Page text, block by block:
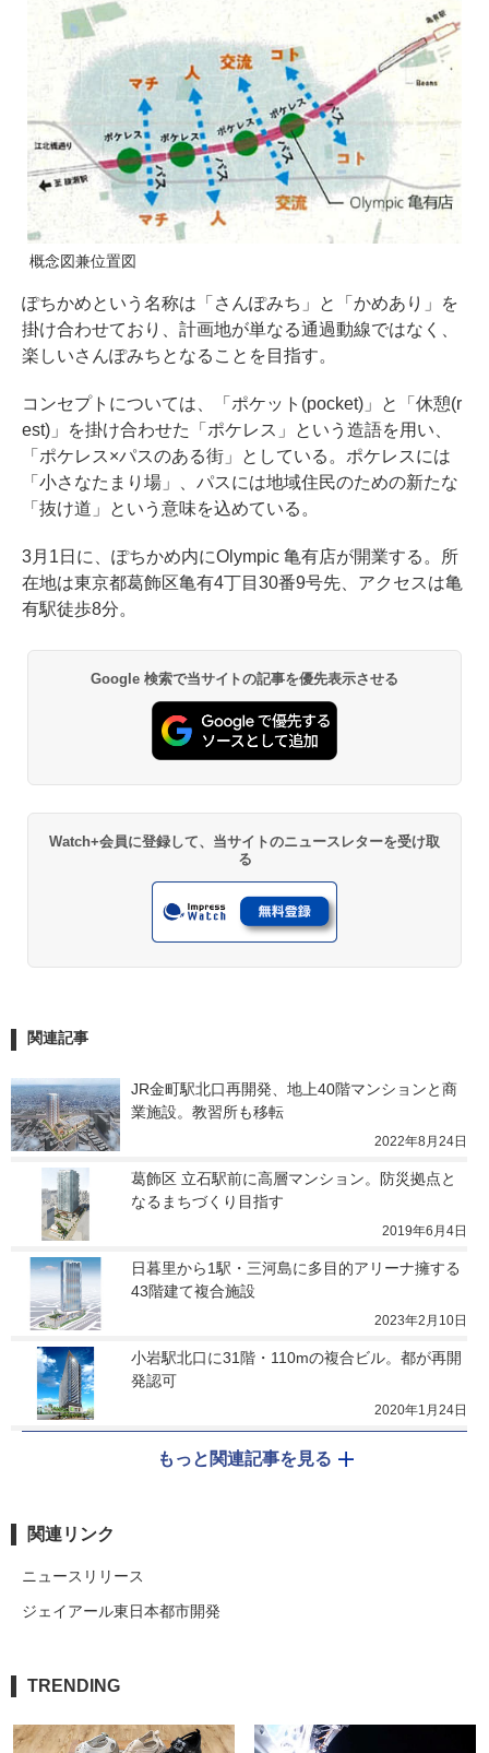
概念図兼位置図
ぽちかめという名称は「さんぽみち」と「かめあり」を
掛け合わせており、計画地が単なる通過動線ではなく、
楽しいさんぽみちとなることを目指す。
コンセプトについては、「ポケット(pocket)」と「休憩(r
est)」を掛け合わせた「ポケレス」という造語を用い、
「ポケレス×パスのある街」としている。ポケレスには
「小さなたまり場」、パスには地域住民のための新たな
「抜け道」という意味を込めている。
3月1日に、ぽちかめ内にOlympic 亀有店が開業する。所
在地は東京都葛飾区亀有4丁目30番9号先、アクセスは亀
有駅徒歩8分。
Google 検索で当サイトの記事を優先表示させる
Watch+会員に登録して、当サイトのニュースレターを受け取
る
関連記事
JR金町駅北口再開発、地上40階マンションと商
業施設。教習所も移転
2022年8月24日
葛飾区 立石駅前に高層マンション。防災拠点と
なるまちづくり目指す
2019年6月4日
日暮里から1駅・三河島に多目的アリーナ擁する
43階建て複合施設
2023年2月10日
小岩駅北口に31階・110mの複合ビル。都が再開
発認可
2020年1月24日
もっと関連記事を見る
関連リンク
ニュースリリース
ジェイアール東日本都市開発
TRENDING